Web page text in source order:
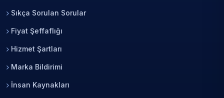
Sıkça Sorulan Sorular
Fiyat Şeffaflığı
Hizmet Şartları
Marka Bildirimi
İnsan Kaynakları